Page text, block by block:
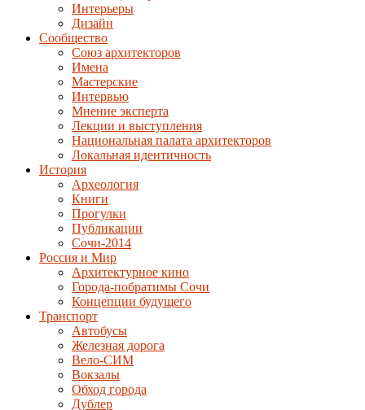
Интерьеры
Дизайн
Сообщество
Союз архитекторов
Имена
Мастерские
Интервью
Мнение эксперта
Лекции и выступления
Национальная палата архитекторов
Локальная идентичность
История
Археология
Книги
Прогулки
Публикации
Сочи-2014
Россия и Мир
Архитектурное кино
Города-побратимы Сочи
Концепции будущего
Транспорт
Автобусы
Железная дорога
Вело-СИМ
Вокзалы
Обход города
Дублер